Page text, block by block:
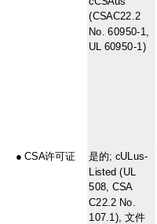
(CSAC22.2
No. 60950-1,
UL 60950-1)
●CSA许可证 是的; cULus-
Listed (UL
508, CSA
C22.2 No.
107.1), 文件